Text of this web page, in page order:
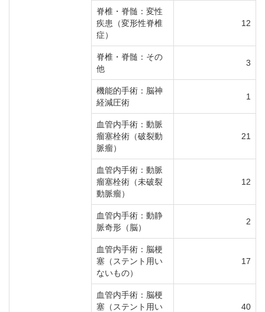
脊椎・脊髄：変性
疾患（変形性脊椎
症）
12
脊椎・脊髄：その
他
3
機能的手術：脳神
経減圧術
1
血管内手術：動脈
瘤塞栓術（破裂動
脈瘤）
21
血管内手術：動脈
瘤塞栓術（未破裂
動脈瘤）
12
血管内手術：動静
脈奇形（脳）
2
血管内手術：脳梗
塞（ステント用い
ないもの）
17
血管内手術：脳梗
塞（ステント用い
40